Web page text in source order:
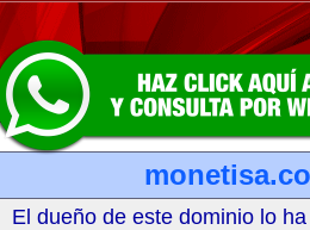
El dueño de este dominio lo